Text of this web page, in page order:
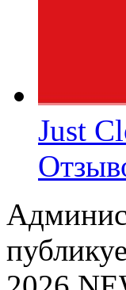
Just